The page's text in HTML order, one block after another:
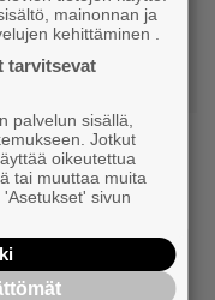
mainonnan ja
kehittäminen .
tarvitsevat
palvelun sisällä,
Jotkut
oikeutettua
tai muuttaa muita
sivun